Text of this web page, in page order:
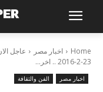
Home اخبار مصر
عاجل
23-2-2016 .. اخر...
اخبار مصر الفن والثقافة